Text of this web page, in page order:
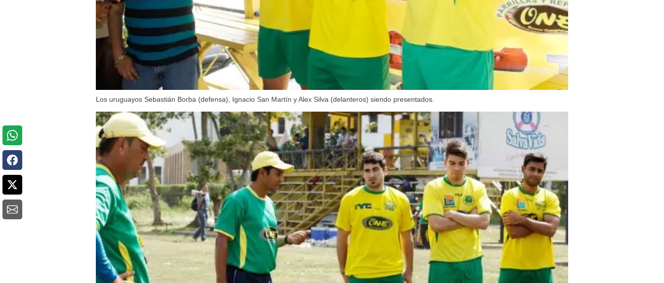
Los uruguayos Sebastián Borba (defensa), Ignacio San Martín y Alex Silva (delanteros) siendo presentados.